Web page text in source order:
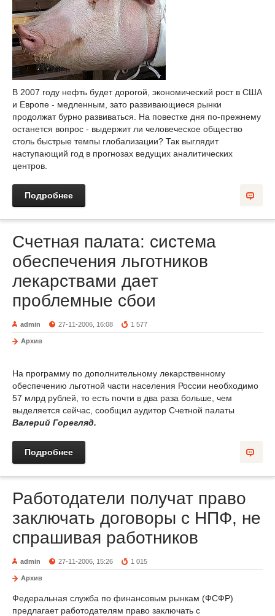
В 2007 году нефть будет дорогой, экономический рост в США
и Европе - медленным, зато развивающиеся рынки
продолжат бурно развиваться. На повестке дня по-прежнему
останется вопрос - выдержит ли человеческое общество
столь быстрые темпы глобализации? Так выглядит
наступающий год в прогнозах ведущих аналитических
центров.
Подробнее
Счетная палата: система
обеспечения льготников
лекарствами дает
проблемные сбои
admin 27-11-2006, 16:08 1 577
Архив
На программу по дополнительному лекарственному
обеспечению льготной части населения России необходимо
57 млрд рублей, то есть почти в два раза больше, чем
выделяется сейчас, сообщил аудитор Счетной палаты
Валерий Горегляд.
Подробнее
Работодатели получат право
заключать договоры с НПФ, не
спрашивая работников
admin 27-11-2006, 15:26 1 015
Архив
Федеральная служба по финансовым рынкам (ФСФР)
предлагает работодателям право заключать с